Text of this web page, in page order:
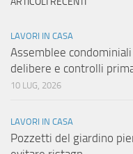
LAVORI IN CASA
Assemblee
delibere e controlli
10 LUG, 2026
LAVORI IN CASA
Pozzetti del giardino